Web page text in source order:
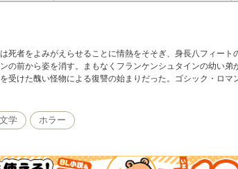
死者をよみがえらせることに情熱をそそぎ、身長八フィー
の前から姿を消す。まもなくフランケンシュタインの幼い弟
受けた醜い怪物による復讐の始まりだった。ゴシック・ロマ
学 ホラー